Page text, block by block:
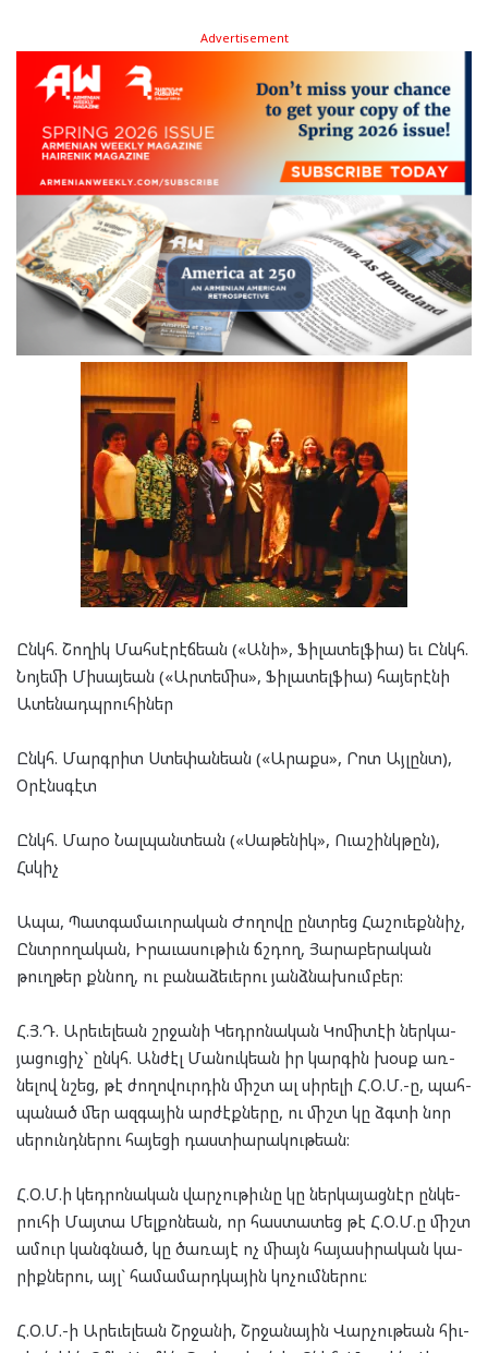
Advertisement
Ընկհ. Շո­ղիկ Մահ­սէ­րէճ­եան («Անի», Ֆի­լա­տելֆ­իա) եւ Ընկհ.
Նո­յե­մի Մի­սայ­եան («Ար­տե­միս», Ֆի­լա­տելֆ­իա) հա­յե­րէ­նի
Ատե­նադպ­րու­հի­ներ
Ընկհ. Մարգ­րիտ Ստե­փան­եան («Արաքս», Րոտ Այ­լընտ),
Օրէնս­գէտ
Ընկհ. Մա­րօ Նալ­պանտ­եան («Սա­թե­նիկ», Ուա­շինկ­թըն),
Հսկիչ
Ապա, Պատ­գա­մա­ւո­րա­կան Ժո­ղո­վը ընտ­րեց Հաշ­ուեքն­նիչ,
Ընտ­րո­ղա­կան, Իրա­ւա­սու­թիւն ճշդող, Յա­րա­բե­րա­կան
թուղ­թեր քննող, ու բա­նա­ձե­ւե­րու յանձ­նա­խում­բեր:
Հ.Յ.Դ. Արե­ւել­եան շրջա­նի Կեդ­րո­նա­կան Կո­մի­տէի ներ­կա­
յա­ցու­ցիչ` ընկհ. Ան­ժէլ ­Մա­նուկ­եան իր կար­գին խօսք առ­
նե­լով նշեց, թէ ժո­ղո­վուր­դին միշտ ալ սի­րե­լի Հ.Օ.Մ.-ը, պահ­
պան­ած մեր ազ­գա­յին ար­ժէք­նե­րը, ու միշտ կը ձգտի նոր
սե­րունդ­նե­րու հա­յե­ցի դաստ­ի­ա­րա­կու­թեան:
Հ.Օ.Մ.ի կեդ­րո­նա­կան վար­չու­թիւնը կը ներ­կա­յաց­նէր ըն­կե­
րու­հի Մայ­տա Մել­քոն­եան, որ հաս­տա­տեց թէ Հ.Օ.Մ.ը միշտ
ամուր կանգ­նած, կը ծա­ռա­յէ ոչ միայն հա­յա­սի­րա­կան կա­
րիք­նե­րու, այլ` հա­մա­մարդ­կա­յին կո­չում­նե­րու:
Հ.Օ.Մ.-ի Արե­ւել­եան Շրջա­նի, Շրջա­նա­յին Վար­չու­թեան հիւ­